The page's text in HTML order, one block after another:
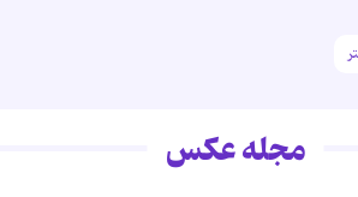
مجله عکس